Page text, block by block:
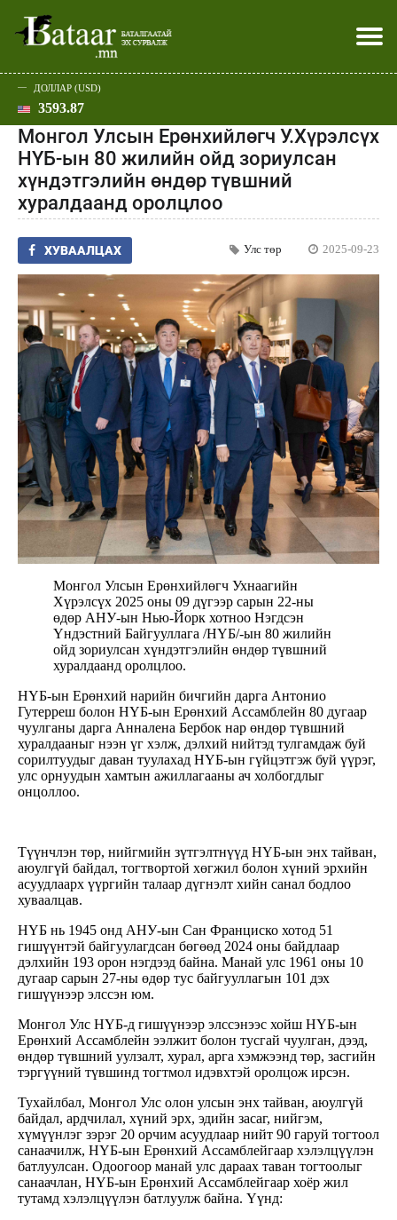
Эхлэл
Улс төр
Нийгэм
Эдийн засаг
Дэлхий
Спорт
Шар
Батаар юу хэлэв
Хэвлэл мэдээллээр
ДОЛЛАР (USD)
3593.87
Монгол Улсын Ерөнхийлөгч У.Хүрэлсүх
НҮБ-ын 80 жилийн ойд зориулсан
хүндэтгэлийн өндөр түвшний
хуралдаанд оролцлоо
ХУВААЛЦАХ Улс төр 2025-09-23
Монгол Улсын Ерөнхийлөгч Ухнаагийн
Хүрэлсүх 2025 оны 09 дүгээр сарын 22-ны
өдөр АНУ-ын Нью-Йорк хотноо Нэгдсэн
Үндэстний Байгууллага /НҮБ/-ын 80 жилийн
ойд зориулсан хүндэтгэлийн өндөр түвшний
хуралдаанд оролцлоо.
НҮБ-ын Ерөнхий нарийн бичгийн дарга Антонио
Гутерреш болон НҮБ-ын Ерөнхий Ассамблейн 80 дугаар
чуулганы дарга Анналена Бербок нар өндөр түвшний
хуралдааныг нээн үг хэлж, дэлхий нийтэд тулгамдаж буй
сорилтуудыг даван туулахад НҮБ-ын гүйцэтгэж буй үүрэг,
улс орнуудын хамтын ажиллагааны ач холбогдлыг
онцоллоо.
Түүнчлэн төр, нийгмийн зүтгэлтнүүд НҮБ-ын энх тайван,
аюулгүй байдал, тогтвортой хөгжил болон хүний эрхийн
асуудлаарх үүргийн талаар дүгнэлт хийн санал бодлоо
хуваалцав.
НҮБ нь 1945 онд АНУ-ын Сан Франциско хотод 51
гишүүнтэй байгуулагдсан бөгөөд 2024 оны байдлаар
дэлхийн 193 орон нэгдээд байна. Манай улс 1961 оны 10
дугаар сарын 27-ны өдөр тус байгууллагын 101 дэх
гишүүнээр элссэн юм.
Монгол Улс НҮБ-д гишүүнээр элссэнээс хойш НҮБ-ын
Ерөнхий Ассамблейн ээлжит болон тусгай чуулган, дээд,
өндөр түвшний уулзалт, хурал, арга хэмжээнд төр, засгийн
тэргүүний түвшинд тогтмол идэвхтэй оролцож ирсэн.
Тухайлбал, Монгол Улс олон улсын энх тайван, аюулгүй
байдал, ардчилал, хүний эрх, эдийн засаг, нийгэм,
хүмүүнлэг зэрэг 20 орчим асуудлаар нийт 90 гаруй тогтоол
санаачилж, НҮБ-ын Ерөнхий Ассамблейгаар хэлэлцүүлэн
батлуулсан. Одоогоор манай улс дараах таван тогтоолыг
санаачлан, НҮБ-ын Ерөнхий Ассамблейгаар хоёр жил
тутамд хэлэлцүүлэн батлуулж байна. Үүнд: